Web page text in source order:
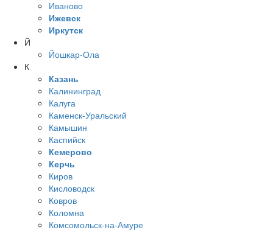
Иваново
Ижевск
Иркутск
Й
Йошкар-Ола
К
Казань
Калининград
Калуга
Каменск-Уральский
Камышин
Каспийск
Кемерово
Керчь
Киров
Кисловодск
Ковров
Коломна
Комсомольск-на-Амуре